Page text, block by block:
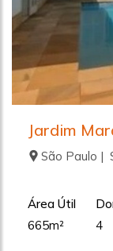
Jardim
São Paulo |
Área Útil
665m²
4